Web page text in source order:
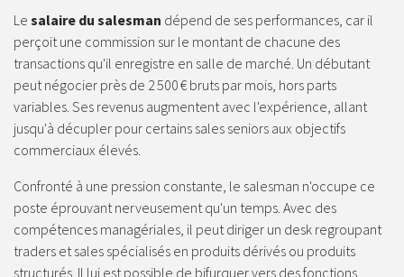
Le salaire du salesman dépend de ses performances, car il
perçoit une commission sur le montant de chacune des
transactions qu'il enregistre en salle de marché. Un débutant
peut négocier près de 2 500 € bruts par mois, hors parts
variables. Ses revenus augmentent avec l'expérience, allant
jusqu'à décupler pour certains sales seniors aux objectifs
commerciaux élevés.
Confronté à une pression constante, le salesman n'occupe ce
poste éprouvant nerveusement qu'un temps. Avec des
compétences managériales, il peut diriger un desk regroupant
traders et sales spécialisés en produits dérivés ou produits
structurés. Il lui est possible de bifurquer vers des fonctions